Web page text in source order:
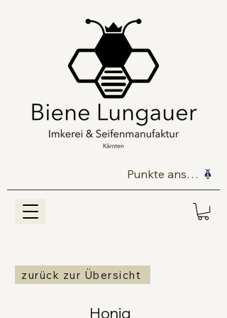
Punkte ansehen
zurück zur Übersicht
Honig